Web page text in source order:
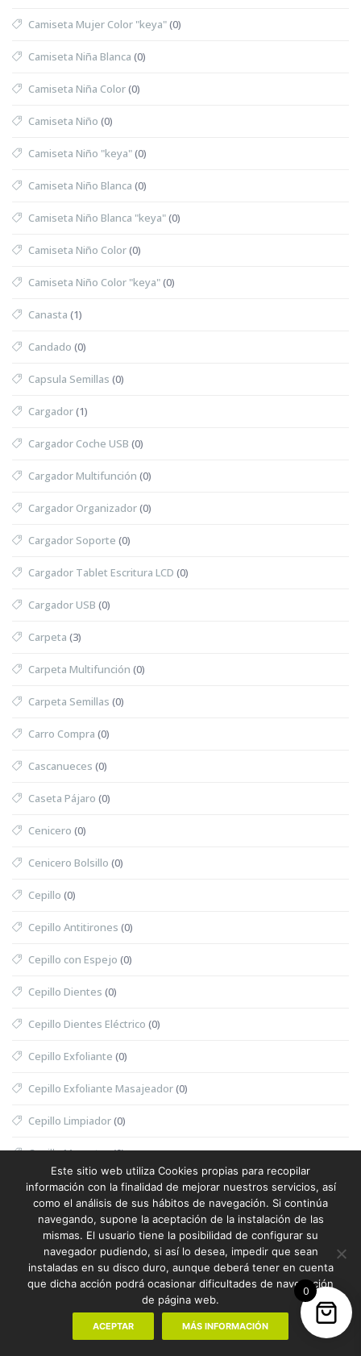
Camiseta Mujer Color "keya"(0)
Camiseta Niña Blanca (0)
Camiseta Niña Color(0)
Camiseta Niño (0)
Camiseta Niño "keya"(0)
Camiseta Niño Blanca (0)
Camiseta Niño Blanca "keya"(0)
Camiseta Niño Color(0)
Camiseta Niño Color "keya"(0)
Canasta (1)
Candado (0)
Capsula Semillas (0)
Cargador(1)
Cargador Coche USB (0)
Cargador Multifunción (0)
Cargador Organizador(0)
Cargador Soporte (0)
Cargador Tablet Escritura LCD (0)
Cargador USB (0)
Carpeta (3)
Carpeta Multifunción (0)
Carpeta Semillas (0)
Carro Compra (0)
Cascanueces (0)
Caseta Pájaro (0)
Cenicero (0)
Cenicero Bolsillo (0)
Cepillo (0)
Cepillo Antitirones (0)
Cepillo con Espejo (0)
Cepillo Dientes (0)
Cepillo Dientes Eléctrico (0)
Cepillo Exfoliante (0)
Cepillo Exfoliante Masajeador(0)
Cepillo Limpiador(0)
Cepillo Mascotas(0)
Cesta(0)
Cesta Halloween(0)
Cesta Nevera Picnic(0)
Cesta Picnic(0)
Cesta Térmica(0)
0
Este sitio web utiliza Cookies propias para recopilar
información con la finalidad de mejorar nuestros servicios, así
como el análisis de sus hábitos de navegación. Si continúa
navegando, supone la aceptación de la instalación de las
mismas. El usuario tiene la posibilidad de configurar su
navegador pudiendo, si así lo desea, impedir que sean
instaladas en su disco duro, aunque deberá tener en cuenta
que dicha acción podrá ocasionar dificultades de navegación
de página web.
ACEPTAR MÁS INFORMACIÓN